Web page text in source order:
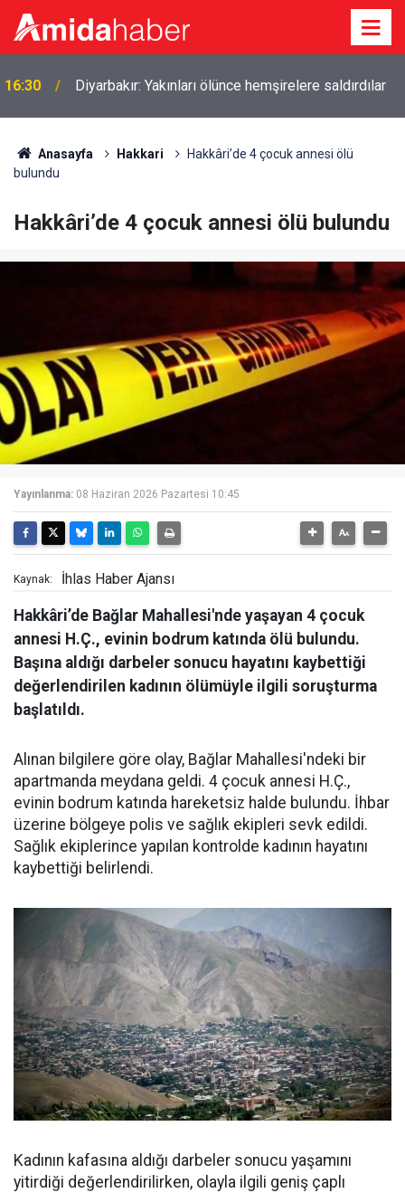
16:30 Diyarbakır: Yakınları ölünce hemşirelere saldırdılar
Anasayfa Hakkari
Hakkâri’de 4 çocuk annesi ölü
bulundu
Hakkâri’de 4 çocuk annesi ölü bulundu
Yayınlanma: 08 Haziran 2026 Pazartesi 10:45
Kaynak: İhlas Haber Ajansı
Hakkâri’de Bağlar Mahallesi'nde yaşayan 4 çocuk
annesi H.Ç., evinin bodrum katında ölü bulundu.
Başına aldığı darbeler sonucu hayatını kaybettiği
değerlendirilen kadının ölümüyle ilgili soruşturma
başlatıldı.
Alınan bilgilere göre olay, Bağlar Mahallesi'ndeki bir
apartmanda meydana geldi. 4 çocuk annesi H.Ç.,
evinin bodrum katında hareketsiz halde bulundu. İhbar
üzerine bölgeye polis ve sağlık ekipleri sevk edildi.
Sağlık ekiplerince yapılan kontrolde kadının hayatını
kaybettiği belirlendi.
Kadının kafasına aldığı darbeler sonucu yaşamını
yitirdiği değerlendirilirken, olayla ilgili geniş çaplı